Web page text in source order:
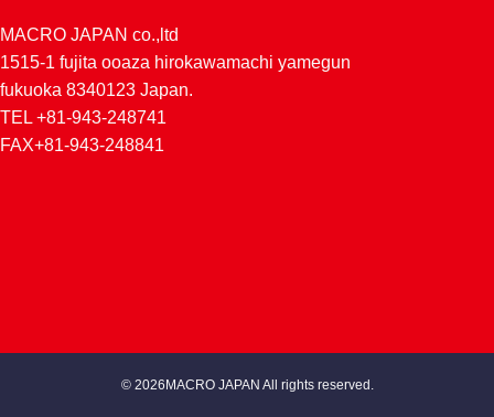
MACRO JAPAN co.,ltd
1515-1 fujita ooaza hirokawamachi yamegun
fukuoka 8340123 Japan.
TEL +81-943-248741
FAX+81-943-248841
© 2026MACRO JAPAN All rights reserved.